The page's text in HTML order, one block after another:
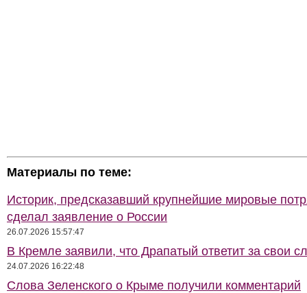
Материалы по теме:
Историк, предсказавший крупнейшие мировые
сделал заявление о России
26.07.2026 15:57:47
В Кремле заявили, что Драпатый ответит за свои
24.07.2026 16:22:48
Слова Зеленского о Крыме получили комментарий